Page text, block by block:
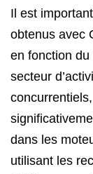
Il est
obtenus avec
en fonction
secteur
dans les
utilisant les